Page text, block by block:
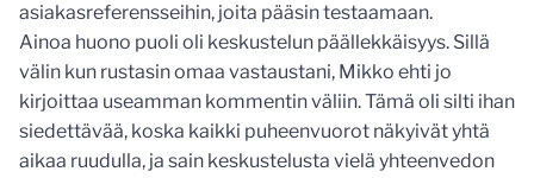
asiakasreferensseihin, joita pääsin testaamaan.
Ainoa huono puoli oli keskustelun päällekkäisyys. Sillä
välin kun rustasin omaa vastaustani, Mikko ehti jo
kirjoittaa useamman kommentin väliin. Tämä oli silti ihan
siedettävää, koska kaikki puheenvuorot näkyivät yhtä
aikaa ruudulla, ja sain keskustelusta vielä yhteenvedon